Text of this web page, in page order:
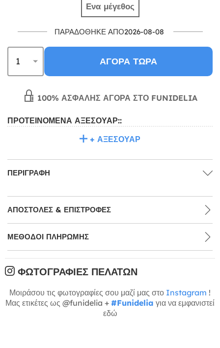
Ενα μέγεθος
ΠΑΡΑΔΌΘΗΚΕ ΑΠΌ2026-08-08
ΑΓΟΡΆ ΤΏΡΑ
100% ΑΣΦΑΛΉΣ ΑΓΟΡΆ ΣΤΟ FUNIDELIA
ΠΡΟΤΕΙΝΌΜΕΝΑ ΑΞΕΣΟΥΆΡ::
+ ΑΞΕΣΟΥΆΡ
ΠΕΡΙΓΡΑΦΉ
ΑΠΟΣΤΟΛΈΣ & ΕΠΙΣΤΡΟΦΈΣ
ΜΕΘΌΔΟΙ ΠΛΗΡΩΜΉΣ
ΦΩΤΟΓΡΑΦΊΕΣ ΠΕΛΑΤΏΝ
Μοιράσου τις φωτογραφίες σου μαζί μας στο Instagram !
Μας ετικέτες ως @funidelia + #Funidelia για να εμφανιστεί
εδώ